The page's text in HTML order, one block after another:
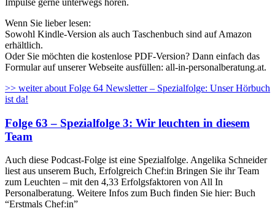
Impulse gerne unterwegs hören.
Wenn Sie lieber lesen:
Sowohl Kindle-Version als auch Taschenbuch sind auf Amazon
erhältlich.
Oder Sie möchten die kostenlose PDF-Version? Dann einfach das
Formular auf unserer Webseite ausfüllen: all-in-personalberatung.at.
>> weiterabout Folge 64 Newsletter – Spezialfolge: Unser Hörbuch
ist da!
Folge 63 – Spezialfolge 3: Wir leuchten in diesem
Team
Auch diese Podcast-Folge ist eine Spezialfolge. Angelika Schneider
liest aus unserem Buch, Erfolgreich Chef:in Bringen Sie ihr Team
zum Leuchten – mit den 4,33 Erfolgsfaktoren von All In
Personalberatung. Weitere Infos zum Buch finden Sie hier: Buch
“Erstmals Chef:in”